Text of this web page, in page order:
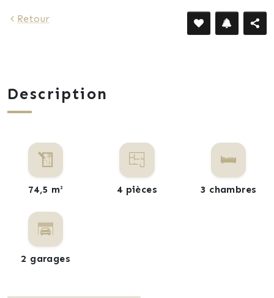
Retour
Description
74,5 m² 4 pièces 3 chambres
2 garages